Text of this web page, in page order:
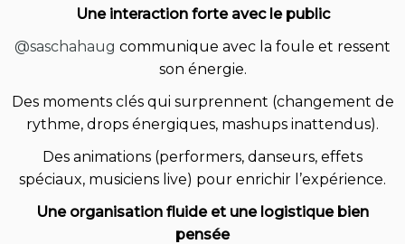
Une interaction forte avec le public
@saschahaug communique avec la foule et ressent
son énergie.
Des moments clés qui surprennent (changement de
rythme, drops énergiques, mashups inattendus).
Des animations (performers, danseurs, effets
spéciaux, musiciens live) pour enrichir l’expérience.
Une organisation fluide et une logistique bien
pensée